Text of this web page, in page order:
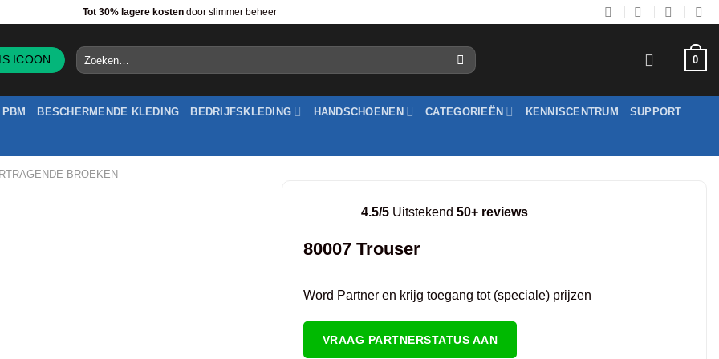
Tot 30% lagere kosten door slimmer beheer
Zoeken
naar:
0
PBM BESCHERMENDE KLEDING BEDRIJFSKLEDING HANDSCHOENEN CATEGORIEËN KENNISCENTRUM SUPPORT
BROEKEN
4.5/5 Uitstekend 50+ reviews
80007 Trouser
Word Partner en krijg toegang tot (speciale) prijzen
VRAAG PARTNERSTATUS AAN